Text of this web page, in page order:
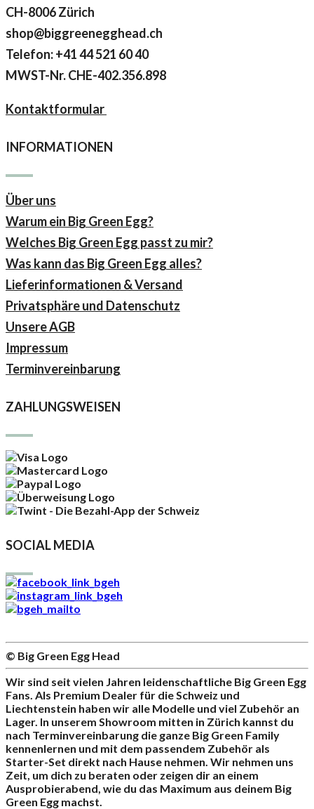
CH-8006 Zürich
shop@biggreenegghead.ch
Telefon: +41 44 521 60 40
MWST-Nr.CHE-402.356.898
Kontaktformular
INFORMATIONEN
Über uns
Warum ein Big Green Egg?
Welches Big Green Egg passt zu mir?
Was kann das Big Green Egg alles?
Lieferinformationen & Versand
Privatsphäre und Datenschutz
Unsere AGB
Impressum
Terminvereinbarung
ZAHLUNGSWEISEN
SOCIAL MEDIA
© Big Green Egg Head
Wir sind seit vielen Jahren leidenschaftliche Big Green Egg
Fans. Als Premium Dealer für die Schweiz und
Liechtenstein haben wir alle Modelle und viel Zubehör an
Lager. In unserem Showroom mitten in Zürich kannst du
nach Terminvereinbarung die ganze Big Green Family
kennenlernen und mit dem passendem Zubehör als
Starter-Set direkt nach Hause nehmen. Wir nehmen uns
Zeit, um dich zu beraten oder zeigen dir an einem
Ausprobierabend, wie du das Maximum aus deinem Big
Green Egg machst.